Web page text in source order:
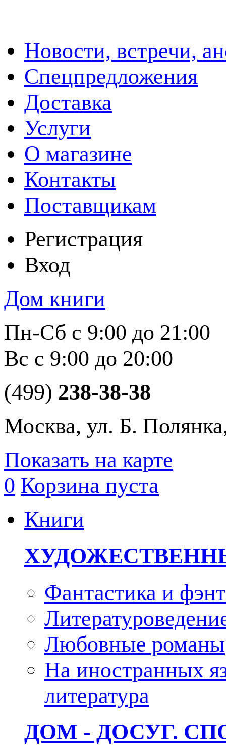
Новости, встречи,
Спецпредложения
Доставка
Услуги
О магазине
Контакты
Поставщикам
Регистрация
Вход
Дом книги
Пн-Сб с 9:00 до 21:00
Вс с 9:00 до 20:00
(499) 238-38-38
Москва, ул. Б.
Показать на карте
0 Корзина пуста
Книги
Фантастика и
Любовные романы
На иностранных
литература
ДОМ - ДОСУГ.